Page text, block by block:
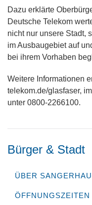
Dazu erklärte
Deutsche Telekom
nicht nur unsere Stadt,
im Ausbaugebiet auf
bei ihrem Vorhaben
Weitere Informationen
telekom.de/glasfaser,
unter 0800-2266100.
Bürger & Stadt
ÜBER
ÖFFNUNGSZEITEN